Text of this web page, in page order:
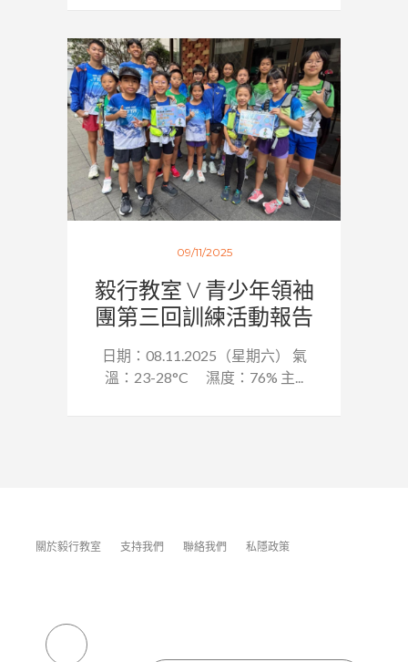
09/11/2025
毅行教室 V 青少年領袖
團第三回訓練活動報告
日期：08.11.2025（星期六） 氣
溫：23-28°C 濕度：76% 主...
關於毅行教室 支持我們 聯絡我們 私隱政策